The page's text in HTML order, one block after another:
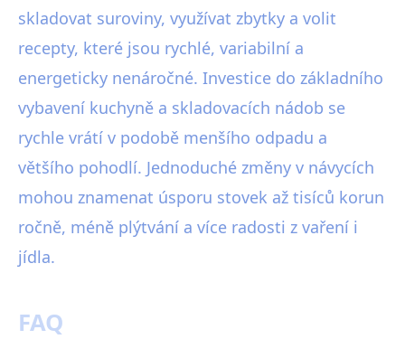
skladovat suroviny, využívat zbytky a volit
recepty, které jsou rychlé, variabilní a
energeticky nenáročné. Investice do základního
vybavení kuchyně a skladovacích nádob se
rychle vrátí v podobě menšího odpadu a
většího pohodlí. Jednoduché změny v návycích
mohou znamenat úsporu stovek až tisíců korun
ročně, méně plýtvání a více radosti z vaření i
jídla.
FAQ